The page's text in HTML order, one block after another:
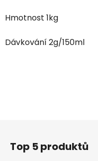
Hmotnost 1kg
Dávkování 2g/150ml
Top 5 produktů